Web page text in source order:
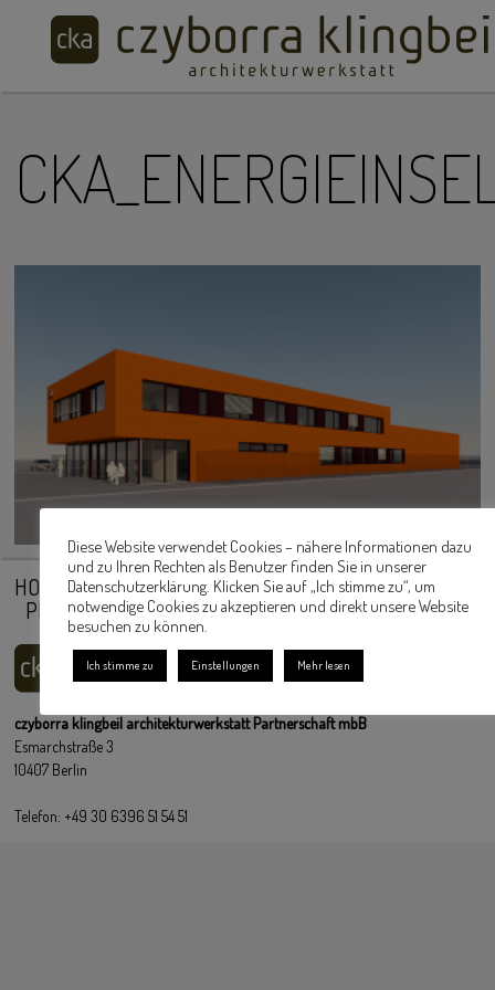
HOME IMPRESSUM KONTAKT
ANFAHRT
PHILOSOPHIE
DATENSCHUTZERKLÄRUNG
czyborra klingbeil architekturwerkstatt Partnerschaft mbB
Esmarchstraße 3
10407 Berlin
Telefon: +49 30 6396 51 54 51
Diese Website verwendet Cookies – nähere Informationen dazu
und zu Ihren Rechten als Benutzer finden Sie in unserer
Datenschutzerklärung. Klicken Sie auf „Ich stimme zu“, um
notwendige Cookies zu akzeptieren und direkt unsere Website
besuchen zu können.
Ich stimme zu Einstellungen Mehr lesen